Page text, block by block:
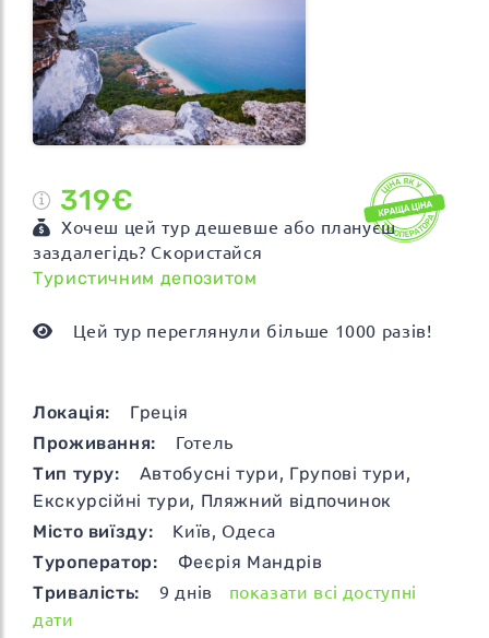
319€
Хочеш цей тур дешевше або плануєш
заздалегідь? Скористайся
Туристичним депозитом
Цей тур переглянули більше 1000 разів!
Локація:
Греція
Проживання:
Готель
Тип туру: Автобусні тури, Групові тури,
Екскурсійні тури, Пляжний відпочинок
Місто виїзду:
Київ, Одеса
Туроператор:
Феєрія Мандрів
Тривалість:
9 днів
показати всі доступні
дати